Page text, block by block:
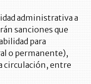
administrativa a
sanciones que
para
o permanente),
circulación, entre